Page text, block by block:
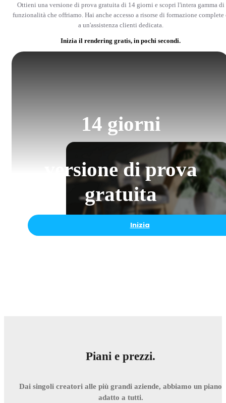
Ottieni una versione di prova gratuita di 14 giorni e scopri l'intera gamma di
funzionalità che offriamo. Hai anche accesso a risorse di formazione complete
a un'assistenza clienti dedicata.
Inizia il rendering gratis, in pochi secondi.
14 giorni
versione di prova
gratuita
Inizia
Piani e prezzi.
Dai singoli creatori alle più grandi aziende, abbiamo un piano
adatto a tutti.